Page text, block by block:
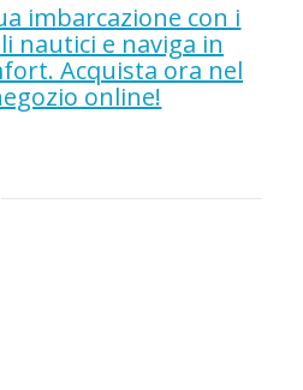
imbarcazione con i
nautici e naviga in
Acquista ora nel
online!